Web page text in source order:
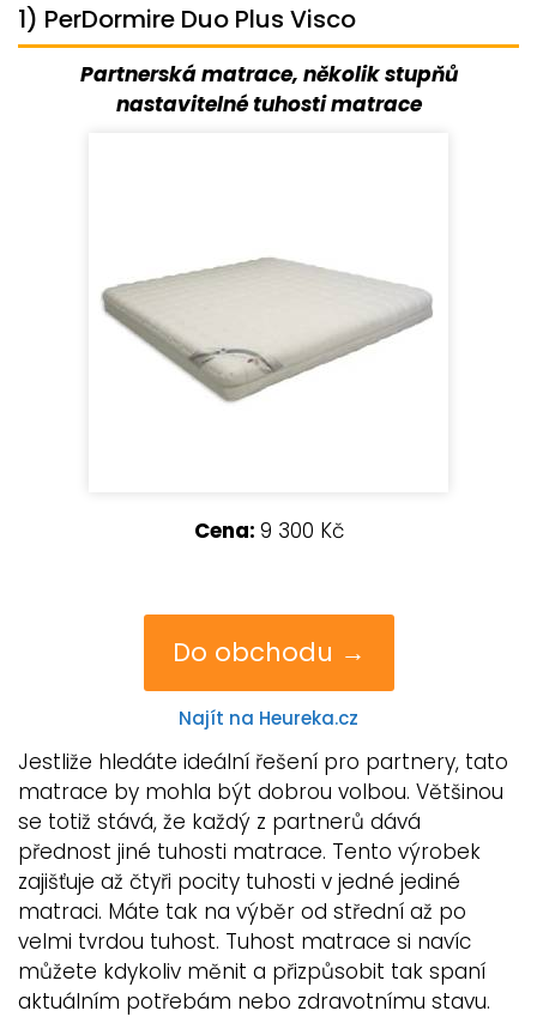
1) PerDormire Duo Plus Visco
Partnerská matrace, několik stupňů
nastavitelné tuhosti matrace
Cena: 9 300 Kč
Do obchodu →
Najít na Heureka.cz
Jestliže hledáte ideální řešení pro partnery, tato
matrace by mohla být dobrou volbou. Většinou
se totiž stává, že každý z partnerů dává
přednost jiné tuhosti matrace. Tento výrobek
zajišťuje až čtyři pocity tuhosti v jedné jediné
matraci. Máte tak na výběr od střední až po
velmi tvrdou tuhost. Tuhost matrace si navíc
můžete kdykoliv měnit a přizpůsobit tak spaní
aktuálním potřebám nebo zdravotnímu stavu.